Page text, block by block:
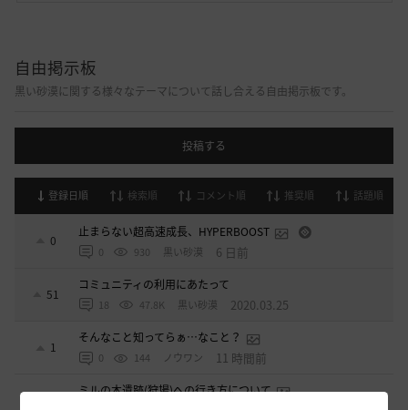
自由掲示板
黒い砂漠に関する様々なテーマについて話し合える自由掲示板です。
投稿する
登録日順 検索順 コメント順 推奨順 話題順
0
止まらない超高速成長、HYPERBOOST
0 930 黒い砂漠 6 日前
51
コミュニティの利用にあたって
18 47.8K 黒い砂漠 2020.03.25
1
そんなこと知ってらぁ…なこと？
0 144 ノウワン 11 時間前
ミルの木遺跡(狩場)への行き方について